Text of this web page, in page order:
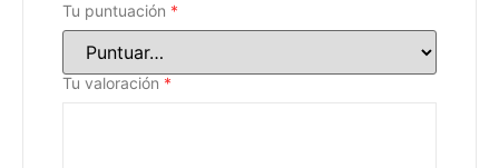
Tu puntuación *
Tu valoración *